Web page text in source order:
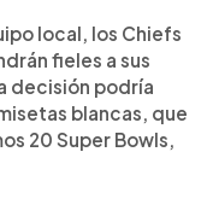
local, los Chiefs
fieles a sus
decisión podría
blancas, que
20 Super Bowls,